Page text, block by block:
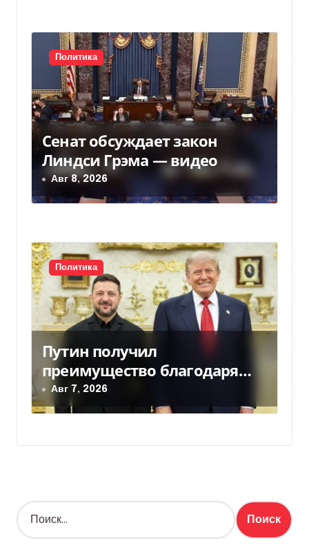
с
я
м
Политика
Сенат обсуждает закон
Линдси Грэма — видео
Авг 8, 2026
Политика
Путин получил
преимущество благодаря
действиям США
Авг 7, 2026
Н
а